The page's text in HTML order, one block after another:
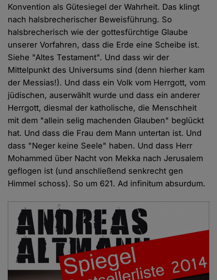
Konvention als Gütesiegel der Wahrheit. Das klingt
nach halsbrecherischer Beweisführung. So
halsbrecherisch wie der gottesfürchtige Glaube
unserer Vorfahren, dass die Erde eine Scheibe ist.
Siehe "Altes Testament". Und dass wir der
Mittelpunkt des Universums sind (denn hierher kam
der Messias!). Und dass ein Volk vom Herrgott, vom
jüdischen, auserwählt wurde und dass ein anderer
Herrgott, diesmal der katholische, die Menschheit
mit dem "allein selig machenden Glauben" beglückt
hat. Und dass die Frau dem Mann untertan ist. Und
dass "Neger keine Seele" haben. Und dass Herr
Mohammed über Nacht von Mekka nach Jerusalem
geflogen ist (und anschließend senkrecht gen
Himmel schoss). So um 621. Ad infinitum absurdum.